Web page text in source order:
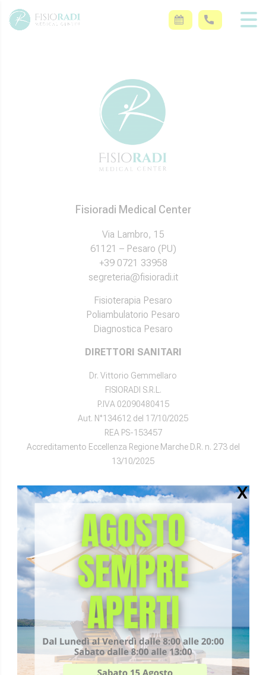
Fisioradi Medical Center
Via Lambro, 15
61121 – Pesaro (PU)
+39 0721 33958
segreteria@fisioradi.it
Fisioterapia Pesaro
Poliambulatorio Pesaro
Diagnostica Pesaro
DIRETTORI SANITARI
Dr. Vittorio Gemmellaro
FISIORADI S.R.L.
P.IVA 02090480415
Aut. N°134612 del 17/10/2025
REA PS-153457
Accreditamento Eccellenza Regione Marche D.R. n. 273 del
13/10/2025
MEDICAL CENTER S.R.L.
P.IVA 02847440415
Aut. N°134618 del 17/10/2025
REA PS-305160
Menù
Home
Chi siamo